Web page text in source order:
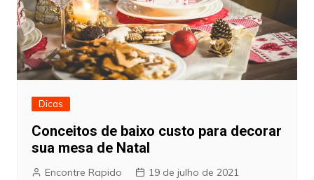
Dicas
Conceitos de baixo custo para decorar
sua mesa de Natal
Encontre Rapido 19 de julho de 2021